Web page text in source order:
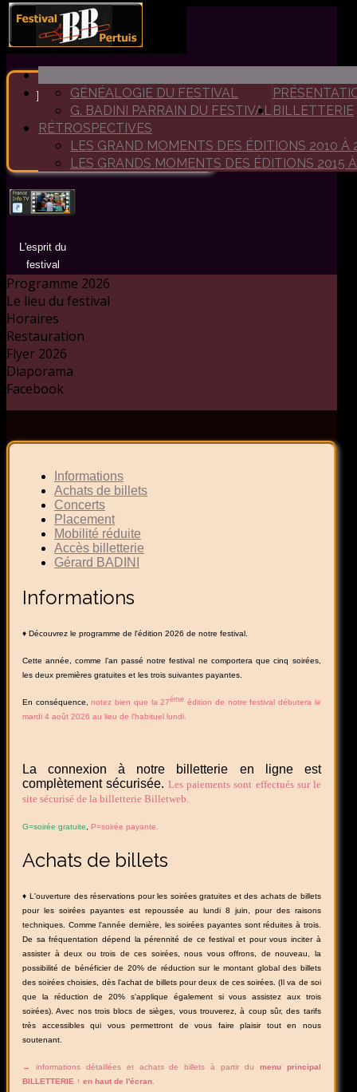
GÉNÉALOGIE DU FESTIVAL
G. BADINI PARRAIN DU FESTIVALBILLETTERIE
RÉTROSPECTIVES
LES GRAND MOMENTS DES ÉDITIONS 2010 À
LES GRANDS MOMENTS DES ÉDITIONS 2015
Bienvenue au festival de
Big Band de Pertuis
Un festival dédié aux grandes
formations de jazz
L'esprit du
festival
Programme 2026
Le lieu du festival
Horaires
Restauration
Flyer 2026
Diaporama
Facebook
Informations
Achats de billets
Concerts
Placement
Mobilité réduite
Accès billetterie
Gérard BADINI
Informations
♦ Découvrez le programme de l'édition 2026 de notre festival.
Cette année, comme l’an passé notre festival ne comportera que cinq soirées,
les deux premières gratuites et les trois suivantes payantes.
En conséquence,notez bien que la 27éme édition de notre festival débutera le
mardi 4 août 2026 au lieu de l'habituel lundi.
La connexion à notre billetterie en ligne est
complètement sécurisée.Les paiements sont effectués sur le
site sécurisé de la billetterie Billetweb.
G=soirée gratuite P=soirée payante.
Achats de billets
♦ L'ouverture des réservations pour les soirées gratuites et des achats de billets
pour les soirées payantes est repoussée au lundi 8 juin, pour des raisons
techniques. Comme l'année dernière, les soirées payantes sont réduites à trois.
De sa fréquentation dépend la pérennité de ce festival et pour vous inciter à
assister à deux ou trois de ces soirées, nous vous offrons, de nouveau, la
possibilité de bénéficier de 20% de réduction sur le montant global des billets
des soirées choisies, dès l'achat de billets pour deux de ces soirées. (Il va de soi
que la réduction de 20% s'applique également si vous assistez aux trois
soirées). Avec nos trois blocs de sièges, vous trouverez, à coup sûr, des tarifs
très accessibles qui vous permettront de vous faire plaisir tout en nous
soutenant.
→ informations détaillées et achats de billets à partir du menu principal
BILLETTERIE ↑ en haut de l'écran